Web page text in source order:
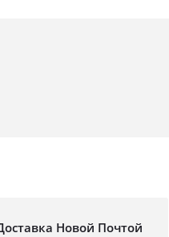
Новой Почтой